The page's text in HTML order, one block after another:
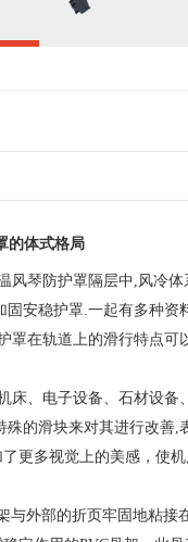
的体式格局
琴防护罩隔层中,风冷
安稳护罩.一起有多种
在轨道上的滑行特点可
、电子设备、石材设备
的滑块来对其进行改善
更多视觉上的美感，使机
外部的折页牢固地粘